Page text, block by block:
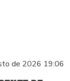
de 2026 19:06